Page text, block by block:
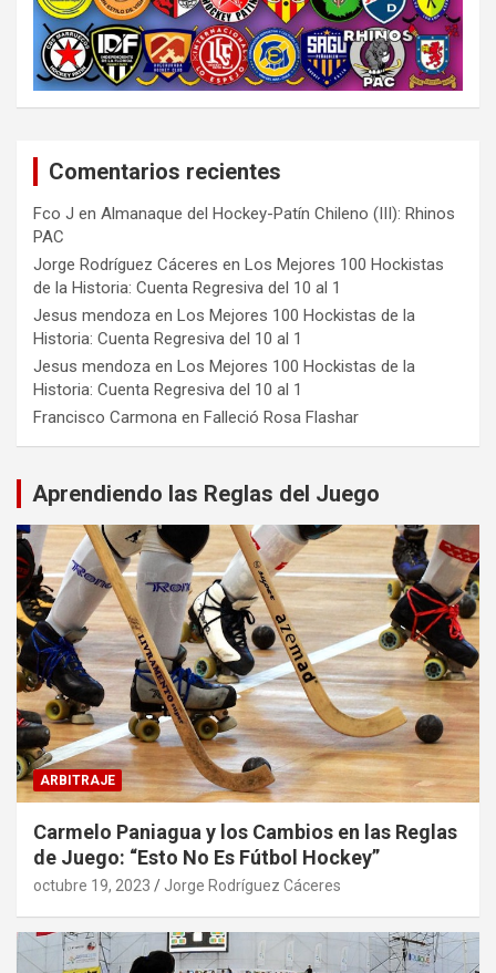
Comentarios recientes
Fco J en Almanaque del Hockey-Patín Chileno (III): Rhinos
PAC
Jorge Rodríguez Cáceres en Los Mejores 100 Hockistas
de la Historia: Cuenta Regresiva del 10 al 1
Jesus mendoza en Los Mejores 100 Hockistas de la
Historia: Cuenta Regresiva del 10 al 1
Jesus mendoza en Los Mejores 100 Hockistas de la
Historia: Cuenta Regresiva del 10 al 1
Francisco Carmona en Falleció Rosa Flashar
Aprendiendo las Reglas del Juego
ARBITRAJE
Carmelo Paniagua y los Cambios en las Reglas
de Juego: “Esto No Es Fútbol Hockey”
octubre 19, 2023 Jorge Rodríguez Cáceres